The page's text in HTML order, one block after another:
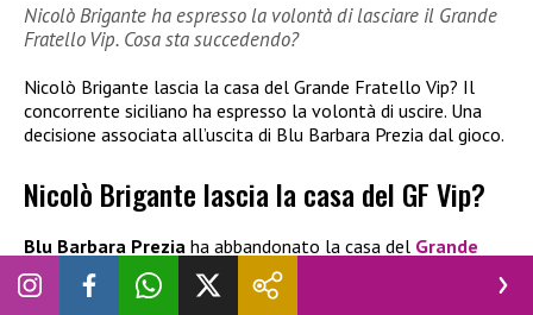
Nicolò Brigante ha espresso la volontà di lasciare il Grande
Fratello Vip. Cosa sta succedendo?
Nicolò Brigante lascia la casa del Grande Fratello Vip? Il
concorrente siciliano ha espresso la volontà di uscire. Una
decisione associata all’uscita di Blu Barbara Prezia dal gioco.
Nicolò Brigante lascia la casa del GF Vip?
Blu Barbara Prezia ha abbandonato la casa del Grande
Fratello Vip
e subito dopo Nicolò Brigante ha espresso la
volontà di uscire. Durante l’ultima puntata andata in onda, è